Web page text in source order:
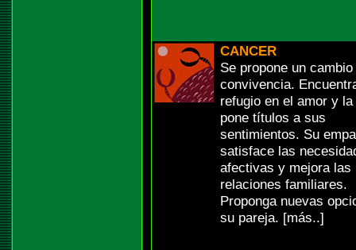
CANCER
Se propone un
convivencia.
refugio en el amor y
pone títulos a sus
sentimientos. Su
satisface las
afectivas y mejora las
relaciones familiares.
Proponga nuevas
su pareja. [más..]